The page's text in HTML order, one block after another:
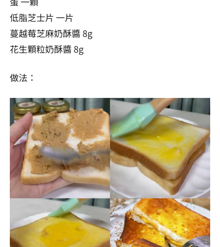
低脂芝士片 一片
蔓越莓芝麻奶酥醬 8g
花生顆粒奶酥醬 8g
做法：